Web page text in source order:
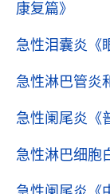
康复篇》
急性泪囊炎 《
急性淋巴管炎
急性阑尾炎 《
急性淋巴细胞